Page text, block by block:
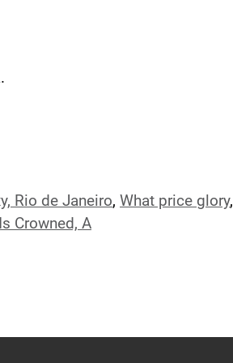
Rio de Janeiro, What price glory,
Crowned, A